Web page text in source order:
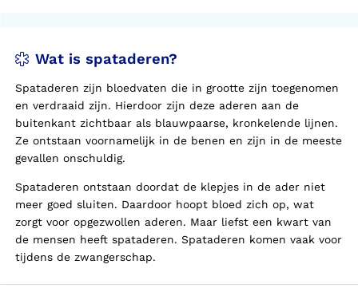
Wat is spataderen?
Spataderen zijn bloedvaten die in grootte zijn toegenomen
en verdraaid zijn. Hierdoor zijn deze aderen aan de
buitenkant zichtbaar als blauwpaarse, kronkelende lijnen.
Ze ontstaan voornamelijk in de benen en zijn in de meeste
gevallen onschuldig.
Spataderen ontstaan doordat de klepjes in de ader niet
meer goed sluiten. Daardoor hoopt bloed zich op, wat
zorgt voor opgezwollen aderen. Maar liefst een kwart van
de mensen heeft spataderen. Spataderen komen vaak voor
tijdens de zwangerschap.